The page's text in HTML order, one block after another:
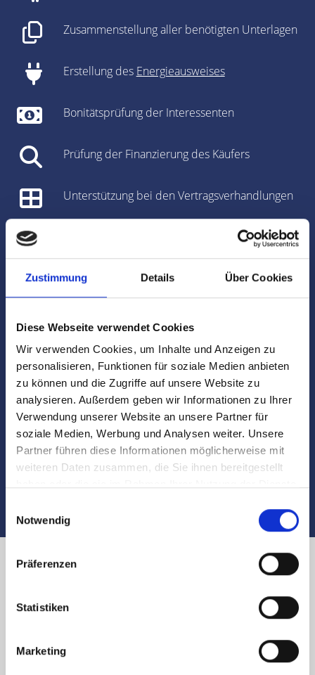
Zustimmung Details Über Cookies
Diese Webseite verwendet Cookies
Wir verwenden Cookies, um Inhalte und Anzeigen zu
personalisieren, Funktionen für soziale Medien anbieten
zu können und die Zugriffe auf unsere Website zu
analysieren. Außerdem geben wir Informationen zu Ihrer
Verwendung unserer Website an unsere Partner für
soziale Medien, Werbung und Analysen weiter. Unsere
Partner führen diese Informationen möglicherweise mit
weiteren Daten zusammen, die Sie ihnen bereitgestellt
Notwendig
Präferenzen
Statistiken
Marketing
Zusammenstellung aller benötigten Unterlagen
Erstellung des Energieausweises
Bonitätsprüfung der Interessenten
Prüfung der Finanzierung des Käufers
Unterstützung bei den Vertragsverhandlungen
Vorbereitung des Kaufvertrages/Mietvertrages
Vorbereitung und Koordinierung des
Notartermins
Marktdaten
Besichtigungen
Begleitung und Unterstützung bei der Objekt-
Übergabe
Auch nach dem Verkauf sind wir für Sie da
Markt Erlbacher Straße und
Umland: Käufer finden